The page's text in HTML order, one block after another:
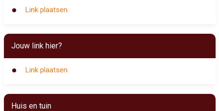
Link plaatsen
Jouw link hier?
Link plaatsen
Huis en tuin